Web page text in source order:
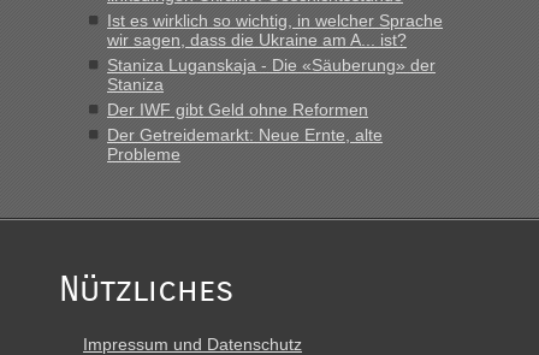
Ist es wirklich so wichtig, in welcher Sprache
wir sagen, dass die Ukraine am A... ist?
Staniza Luganskaja - Die «Säuberung» der
Staniza
Der IWF gibt Geld ohne Reformen
Der Getreidemarkt: Neue Ernte, alte
Probleme
Nützliches
Impressum und Datenschutz